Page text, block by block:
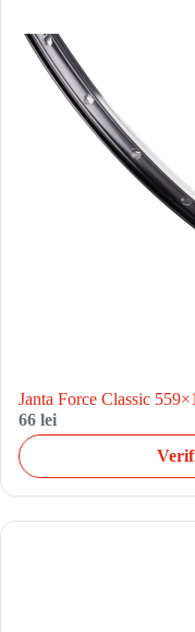
Janta Force Classic
66 lei